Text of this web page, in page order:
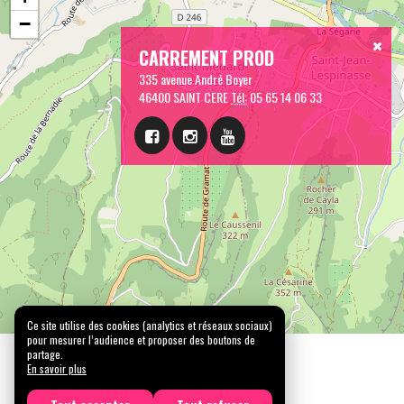
CARREMENT PROD
335 avenue André Boyer
46400 SAINT CERETél:05 65 14 06 33
−
Ce site utilise des cookies (analytics et réseaux sociaux)
pour mesurer l’audience et proposer des boutons de
partage.
En savoir plus